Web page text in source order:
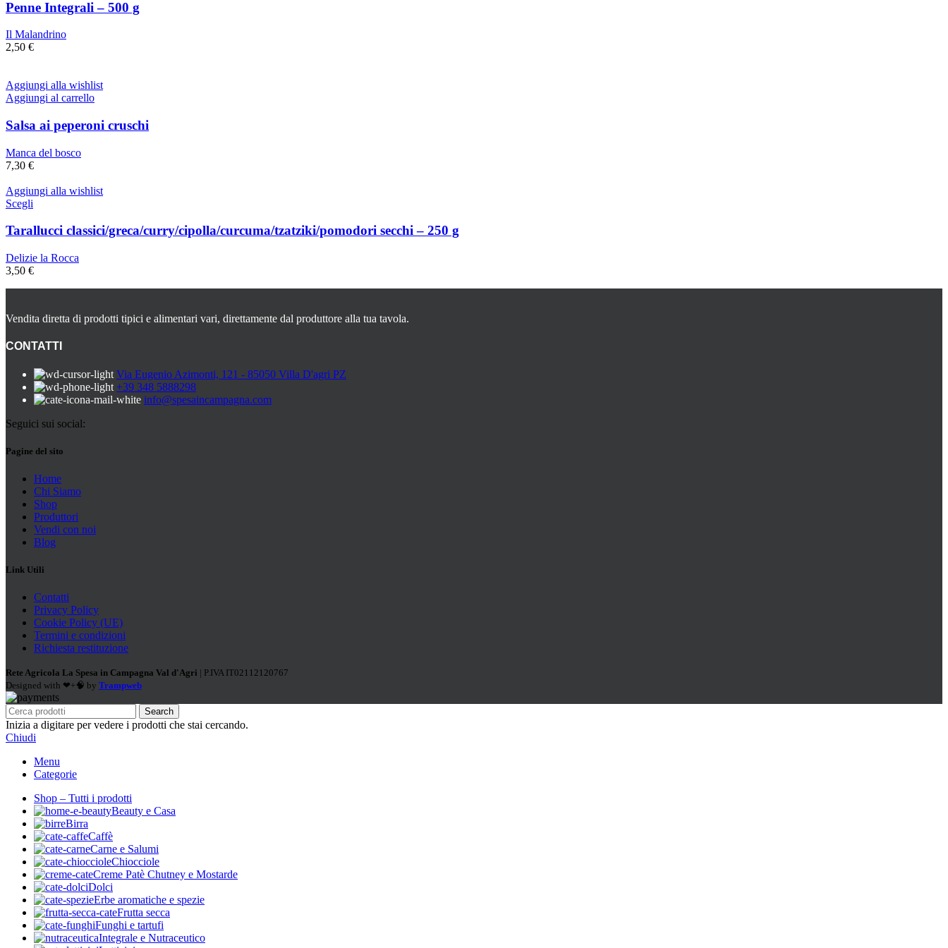
Penne Integrali – 500 g
Il Malandrino
2,50 €
Aggiungi alla wishlist
Aggiungi al carrello
Salsa ai peperoni cruschi
Manca del bosco
7,30 €
Aggiungi alla wishlist
Scegli
ha
varianti.
Le
possono
scelte
pagina
prodotto
Tarallucci classici/greca/curry/cipolla/curcuma/tzatziki/pomodori secchi – 250 g
Delizie la Rocca
3,50 €
Vendita diretta di prodotti tipici e alimentari vari, direttamente dal produttore alla tua tavola.
CONTATTI
Via Eugenio Azimonti, 121 - 85050 Villa D'agri PZ
+39 348 5888298
info@spesaincampagna.com
Seguici sui social:
Pagine del sito
Home
Chi Siamo
Shop
Produttori
Vendi con noi
Blog
Link Utili
Contatti
Privacy Policy
Cookie Policy (UE)
Termini e condizioni
Richiesta restituzione
Rete Agricola La Spesa in Campagna Val d'Agri | P.IVA IT02112120767
Designed with ❤+🧠 by Trampweb
Search
Inizia a digitare per vedere i prodotti che stai cercando.
Chiudi
Menu
Categorie
Shop – Tutti i prodotti
Beauty e Casa
Birra
Caffè
Carne e Salumi
Chiocciole
Creme Patè Chutney e Mostarde
Dolci
Erbe aromatiche e spezie
Frutta secca
Funghi e tartufi
Integrale e Nutraceutico